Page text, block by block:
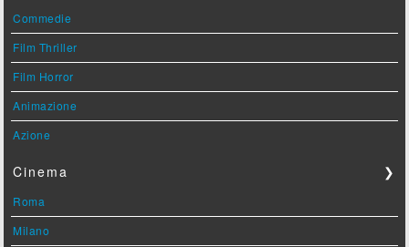
Commedie
Film Thriller
Film Horror
Animazione
Azione
Cinema ❯
Roma
Milano